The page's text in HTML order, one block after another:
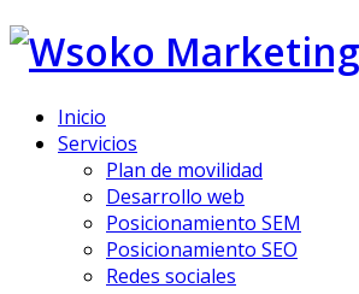
Inicio
Servicios
Plan de movilidad
Desarrollo web
Posicionamiento SEM
Posicionamiento SEO
Redes sociales